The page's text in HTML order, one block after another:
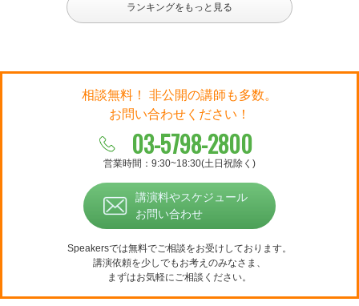
ランキングをもっと見る
相談無料！ 非公開の講師も多数。
お問い合わせください！
03-5798-2800
営業時間：9:30~18:30(土日祝除く)
講演料やスケジュール
お問い合わせ
Speakersでは無料でご相談をお受けしております。
講演依頼を少しでもお考えのみなさま、
まずはお気軽にご相談ください。